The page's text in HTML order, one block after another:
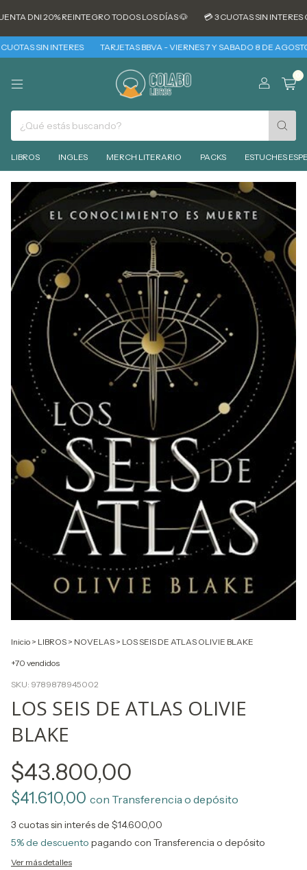
20% REINTEGRO TODOS LOS DÍAS 🐶 💳 3 CUOTAS SIN INTERES CON
INTERES TARJETAS BBVA - VIERNES 7 Y SABADO 8 DE AGOSTO 30%
LIBROS INGLES MERCH LITERARIO PACKS ESTUCHES
Inicio > LIBROS > NOVELAS > LOS SEIS DE ATLAS OLIVIE BLAKE
+70 vendidos
SKU: 9789878945002
LOS SEIS DE ATLAS OLIVIE
BLAKE
$43.800,00
$41.610,00 con Transferencia o depósito
3 cuotas sin interés de $14.600,00
5% de descuento pagando con Transferencia o depósito
Ver más detalles